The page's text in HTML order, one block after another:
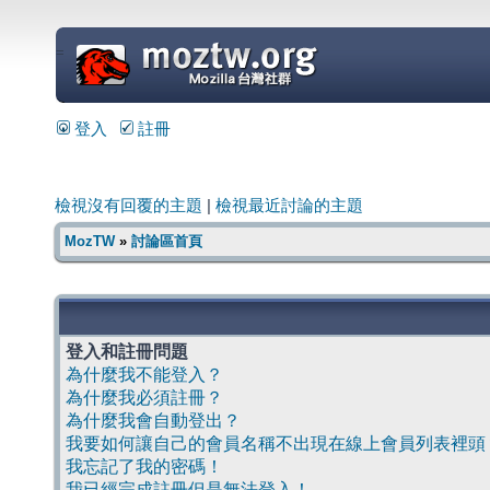
=
登入 註冊
檢視沒有回覆的主題 檢視最近討論的主題
MozTW» 討論區首頁
登入和註冊問題
為什麼我不能登入？
為什麼我必須註冊？
為什麼我會自動登出？
我要如何讓自己的會員名稱不出現在線上會員列表裡頭
我忘記了我的密碼！